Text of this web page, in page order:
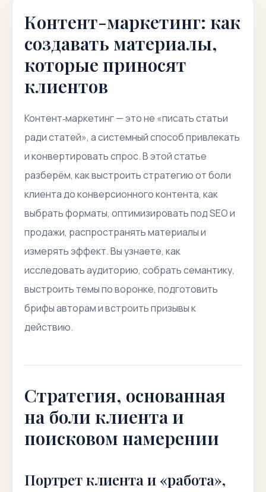
Контент-маркетинг: как
создавать материалы,
которые приносят
клиентов
Контент‑маркетинг — это не «писать статьи
ради статей», а системный способ привлекать
и конвертировать спрос. В этой статье
разберём, как выстроить стратегию от боли
клиента до конверсионного контента, как
выбрать форматы, оптимизировать под SEO и
продажи, распространять материалы и
измерять эффект. Вы узнаете, как
исследовать аудиторию, собрать семантику,
выстроить темы по воронке, подготовить
брифы авторам и встроить призывы к
действию.
Стратегия, основанная
на боли клиента и
поисковом намерении
Портрет клиента и «работа»,